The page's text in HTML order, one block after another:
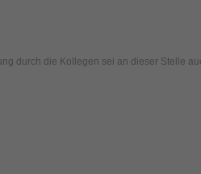
durch die Kollegen sei an dieser Stelle